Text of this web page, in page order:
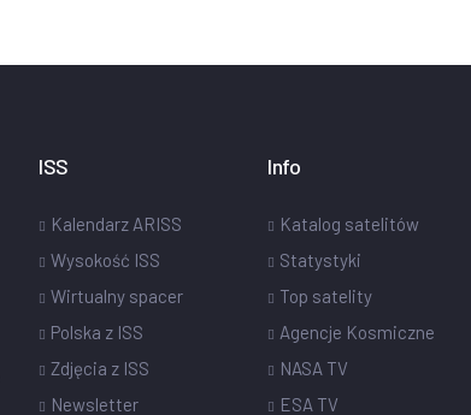
ISS
Kalendarz ARISS
Wysokość ISS
Wirtualny spacer
Polska z ISS
Zdjęcia z ISS
Newsletter
Info
Katalog satelitów
Statystyki
Top satelity
Agencje Kosmiczne
NASA TV
ESA TV